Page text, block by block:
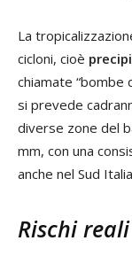
La
cicloni, cioè
chiamate “bombe
si prevede
diverse zone del
mm, con una
anche nel Sud
Rischi